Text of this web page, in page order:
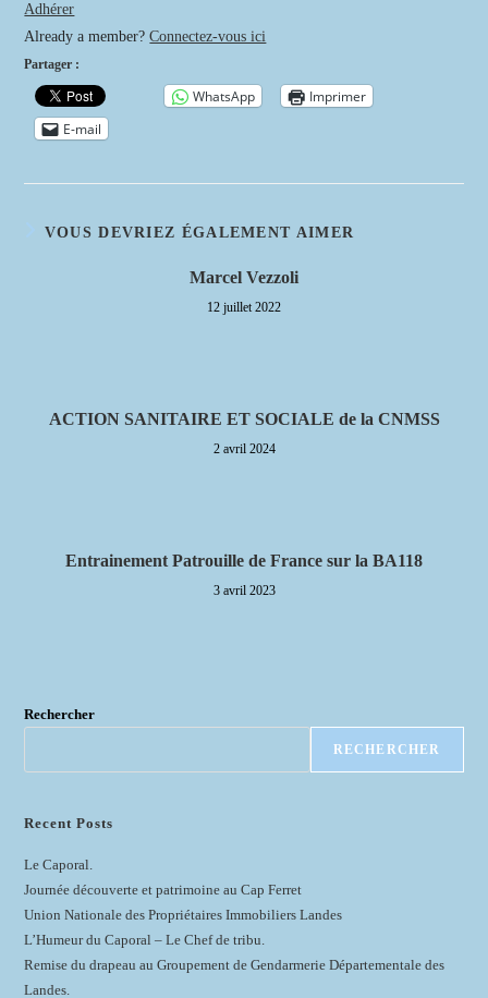
Adhérer
Already a member?Connectez-vous ici
Partager :
WhatsApp
Imprimer
E-mail
VOUS DEVRIEZ ÉGALEMENT AIMER
Marcel Vezzoli
12 juillet 2022
ACTION SANITAIRE ET SOCIALE de la CNMSS
2 avril 2024
Entrainement Patrouille de France sur la BA118
3 avril 2023
Rechercher
RECHERCHER
Recent Posts
Le Caporal.
Journée découverte et patrimoine au Cap Ferret
Union Nationale des Propriétaires Immobiliers Landes
L’Humeur du Caporal – Le Chef de tribu.
Remise du drapeau au Groupement de Gendarmerie Départementale des
Landes.